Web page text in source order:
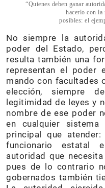
“Quienes deben ganar
hacerlo con la
posibles: el
No siempre la
poder del Estado,
resulta también una
representan el poder
mando con facultades
elección, siempre
legitimidad de leyes y
nombre de ese poder
en cualquier
principal que
funcionario estatal
autoridad que
pues de lo contrario
gobernados también